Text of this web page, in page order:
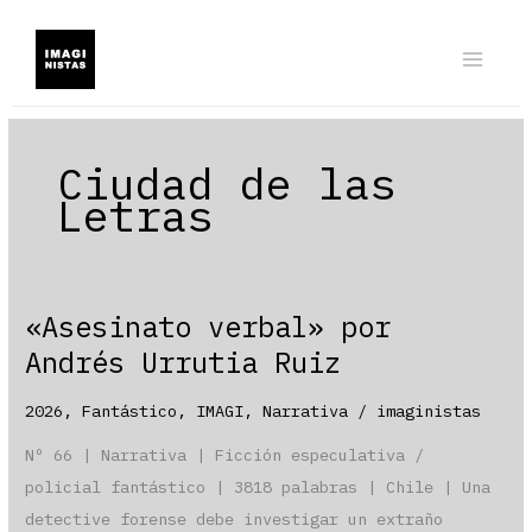
contenido
Ciudad de las
Letras
«Asesinato verbal» por
Andrés Urrutia Ruiz
2026 ,Fantástico , IMAGI,Narrativa / imaginistas
Nº 66 | Narrativa | Ficción especulativa /
policial fantástico | 3818 palabras | Chile | Una
detective forense debe investigar un extraño